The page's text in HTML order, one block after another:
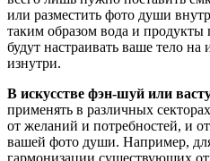
или разместить фото души
таким образом вода и
будут настраивать ваше тело
изнутри.
В искусстве фэн-шуй или
применять в различных
от желаний и потребностей, и
вашей фото души. Например,
гармонизации существующих